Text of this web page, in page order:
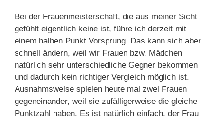
Bei der Frauenmeisterschaft, die aus meiner Sicht
gefühlt eigentlich keine ist, führe ich derzeit mit
einem halben Punkt Vorsprung. Das kann sich aber
schnell ändern, weil wir Frauen bzw. Mädchen
natürlich sehr unterschiedliche Gegner bekommen
und dadurch kein richtiger Vergleich möglich ist.
Ausnahmsweise spielen heute mal zwei Frauen
gegeneinander, weil sie zufälligerweise die gleiche
Punktzahl haben. Es ist natürlich einfach, der Frau